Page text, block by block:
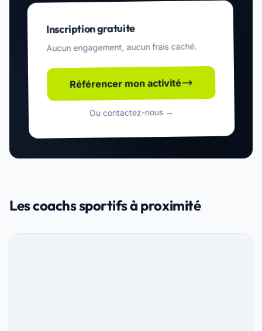
Inscription gratuite
Aucun engagement, aucun frais caché.
Référencer mon activité
Ou contactez-nous →
Les coachs sportifs à proximité